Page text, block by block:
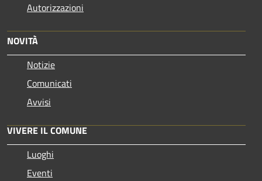
Autorizzazioni
NOVITÀ
Notizie
Comunicati
Avvisi
VIVERE IL COMUNE
Luoghi
Eventi